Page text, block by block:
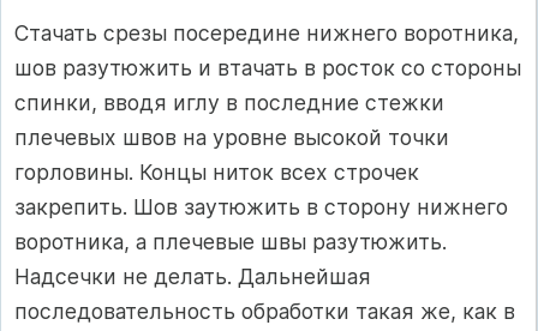
Стачать срезы посередине нижнего воротника,
шов разутюжить и втачать в росток со стороны
спинки, вводя иглу в последние стежки
плечевых швов на уровне высокой точки
горловины. Концы ниток всех строчек
закрепить. Шов заутюжить в сторону нижнего
воротника, а плечевые швы разутюжить.
Надсечки не делать. Дальнейшая
последовательность обработки такая же, как в